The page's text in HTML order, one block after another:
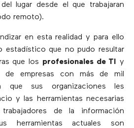
lugar desde el que trabajaran
remoto).
en esta realidad y para ello
estadístico que no pudo resultar
que los profesionales de TI
y
de empresas con más de mil
que sus organizaciones les
y las herramientas necesarias
de la información
herramientas actuales son